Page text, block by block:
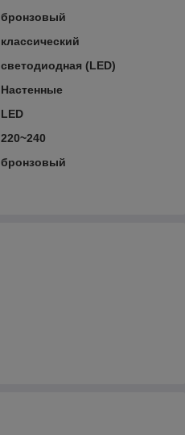
бронзовый
классический
светодиодная (LED)
Настенные
LED
220~240
бронзовый